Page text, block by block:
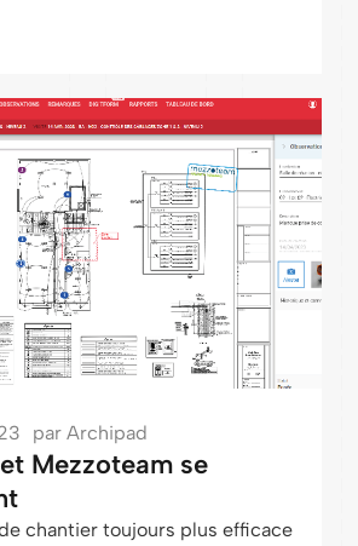
par Archipad
Mezzoteam se
chantier toujours plus efficace